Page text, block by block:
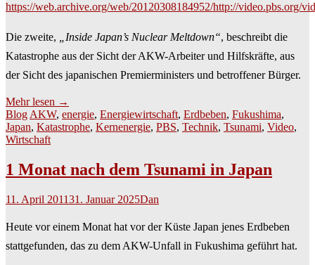
https://web.archive.org/web/20120308184952/http://video.pbs.org/
Die zweite, „Inside Japan’s Nuclear Meltdown“, beschreibt die
Katastrophe aus der Sicht der AKW-Arbeiter und Hilfskräfte, aus
der Sicht des japanischen Premierministers und betroffener Bürger.
Mehr lesen →
BlogAKW, energie, Energiewirtschaft, Erdbeben, Fukushima,
Japan, Katastrophe, Kernenergie, PBS, Technik, Tsunami, Video,
Wirtschaft
1 Monat nach dem Tsunami in Japan
11. April 201131. Januar 2025Dan
Heute vor einem Monat hat vor der Küste Japan jenes Erdbeben
stattgefunden, das zu dem AKW-Unfall in Fukushima geführt hat.